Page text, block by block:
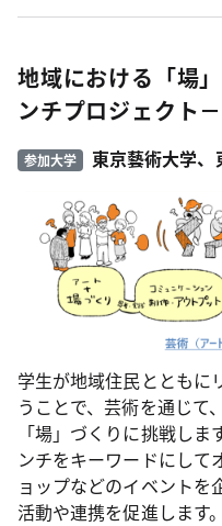
地域における「場
ンチプロジェクト－
参加大学 東京藝術大学、
学生が地域住民とともに
うことで、芸術を通じて
「場」づくりに挑戦し
ンチをキーワードにして
ョップなどのイベントを
活動や連携を促進します。